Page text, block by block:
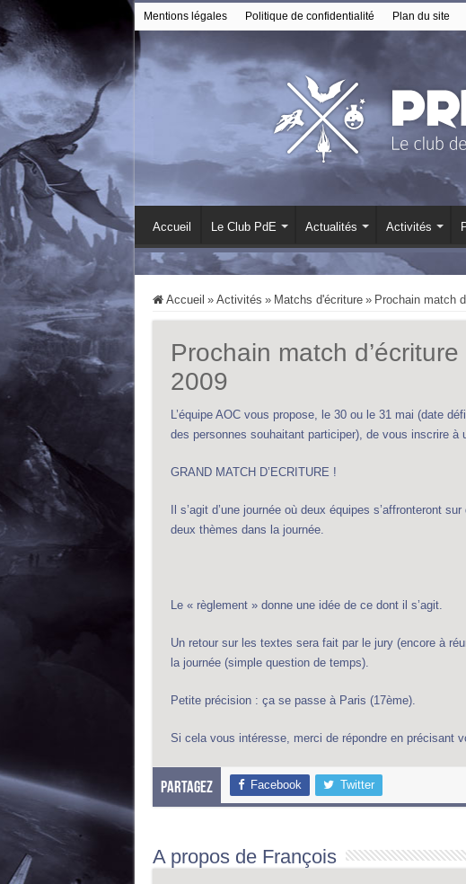
Mentions légales Politique de confidentialité Plan du site
Accueil Le Club PdE Actualités Activités
Accueil » Activités » Matchs d'écriture » Prochain match
Prochain match
2009
L’équipe AOC vous propose, le 30 ou le 31 mai (date
des personnes souhaitant participer), de vous inscrire à
GRAND MATCH D’ECRITURE !
Il s’agit d’une journée où deux équipes s’affronteront
deux thèmes dans la journée.
Le « règlement » donne une idée de ce dont il s’agit.
Un retour sur les textes sera fait par le jury (encore à
la journée (simple question de temps).
Petite précision : ça se passe à Paris (17ème).
Si cela vous intéresse, merci de répondre en précisant
Partagez Facebook Twitter
A propos de François